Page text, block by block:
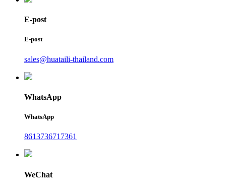
E-post
E-post
sales@huataili-thailand.com
WhatsApp
WhatsApp
8613736717361
WeChat